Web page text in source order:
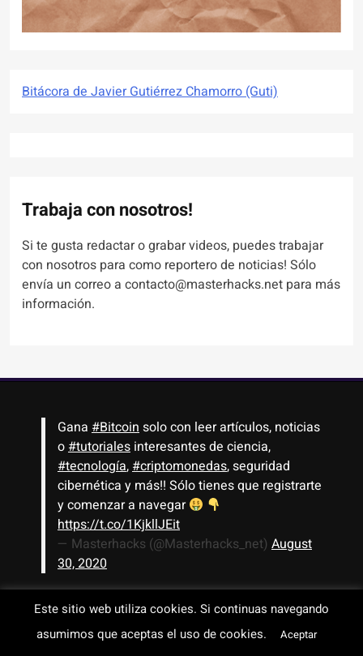
Bitácora de Javier Gutiérrez Chamorro (Guti)
Trabaja con nosotros!
Si te gusta redactar o grabar videos, puedes trabajar
con nosotros para como reportero de noticias! Sólo
envía un correo a contacto@masterhacks.net para más
información.
Gana #Bitcoinsolo con leer artículos, noticias
o#tutoriales interesantes de ciencia,
#tecnología,#criptomonedas, seguridad
cibernética y más!! Sólo tienes que registrarte
y comenzar a navegar
https://t.co/1KjkllJEit
— Masterhacks (@Masterhacks_net) August
30, 2020
Todos los derechos reservados © 2008-2026 - www.masterhacks.net
Este sitio web utiliza cookies. Si continuas navegando
asumimos que aceptas el uso de cookies.
Aceptar